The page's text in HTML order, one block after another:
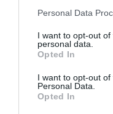
Please note that this
not limited to your visit
grant or deny consent
use your data for
consent section.
Personal Data
I want to opt-out
personal data.
Opted In
I want to opt-out
Personal Data.
Opted In